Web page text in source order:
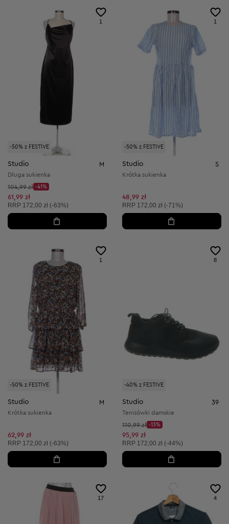
-50% z FESTIVE
1
Studio M
Długa sukienka
Cena początkowa:
104,99 zł
Discount Price:
-41%
Obniżona cena:
61,99 zł
Cena sugerowana:
RRP 172,00 zł (-63%)
-50% z FESTIVE
1
Studio S
Krótka sukienka
48,99 zł
Cena sugerowana:
RRP 172,00 zł (-71%)
-50% z FESTIVE
1
Studio M
Krótka sukienka
62,99 zł
Cena sugerowana:
RRP 172,00 zł (-63%)
-40% z FESTIVE
8
Studio 39
Tenisówki damskie
Cena początkowa:
110,99 zł
Discount Price:
-13%
Obniżona cena:
95,99 zł
Cena sugerowana:
RRP 172,00 zł (-44%)
17 4